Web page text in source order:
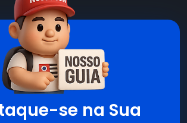
se na Sua